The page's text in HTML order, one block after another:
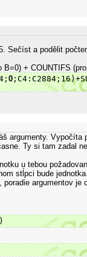
Sečíst a podělit
B=0) + COUNTIFS
0
argumenty. Vypočíta
Ty si tam zadal
u tebou
stĺpci bude
argumentov je